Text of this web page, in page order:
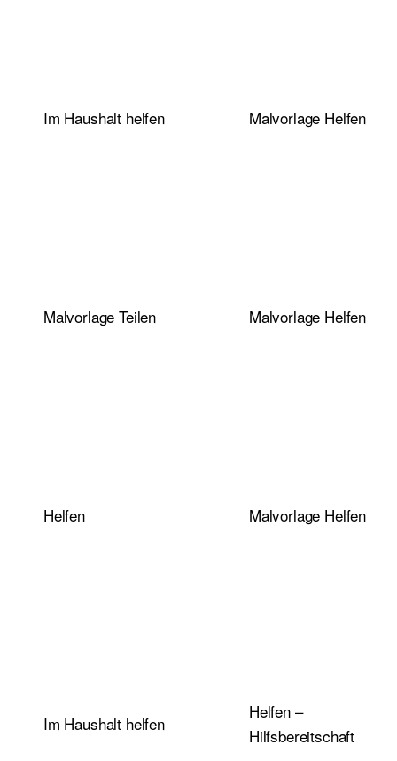
Im Haushalt helfen Malvorlage Helfen
Malvorlage Teilen Malvorlage Helfen
Helfen Malvorlage Helfen
Im Haushalt helfen
Helfen –
Hilfsbereitschaft